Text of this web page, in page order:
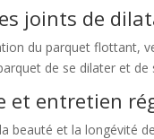
joints de
du parquet flottant,
de se dilater et
et entretien
beauté et la longévité